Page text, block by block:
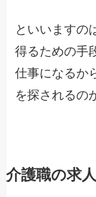
といいますの
得るための手
仕事になるか
を探されるの
介護職の求